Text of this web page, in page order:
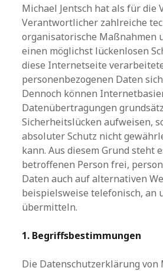
Michael Jentsch hat als für die
Verantwortlicher zahlreiche
organisatorische Maßnahmen
einen möglichst lückenlosen
diese Internetseite
personenbezogenen Daten
Dennoch können
Datenübertragungen
Sicherheitslücken aufweisen,
absoluter Schutz nicht
kann. Aus diesem Grund steht
betroffenen Person frei,
Daten auch auf alternativen
beispielsweise telefonisch, an
übermitteln.
1. Begriffsbestimmungen
Die Datenschutzerklärung von